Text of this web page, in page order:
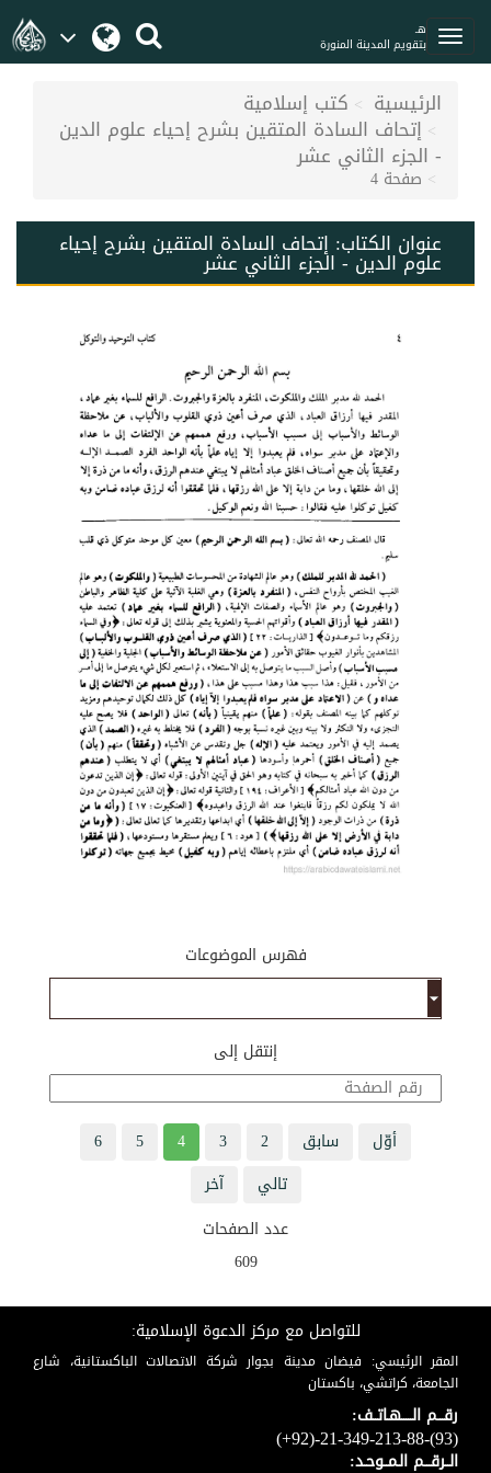
هـ
بتقويم المدينة المنورة
الرئيسية كتب إسلامية
إتحاف السادة المتقين بشرح إحياء علوم الدين
- الجزء الثاني عشر
صفحة 4
عنوان الكتاب: إتحاف السادة المتقين بشرح إحياء
علوم الدين - الجزء الثاني عشر
فهرس الموضوعات
إنتقل إلى
أوّل سابق 2
3
4
5
6
تالي
آخر
عدد الصفحات
609
للتواصل مع مركز الدعوة الإسلامية:
المقر الرئيسي: فيضان مدينة بجوار شركة الاتصالات الباكستانية، شارع
الجامعة، كراتشي، باكستان
رقـــم الـــــهـاتــف:
(+92)-21-349-213-88-(93)
الــرقـــم الـمــوحـد: